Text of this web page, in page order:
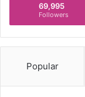
69,995
Followers
Popular